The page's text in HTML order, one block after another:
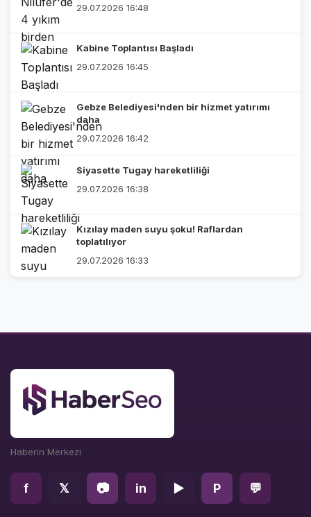
29.07.2026 16:48
Kabine Toplantısı Başladı
29.07.2026 16:45
Gebze Belediyesi'nden bir hizmet yatırımı
daha
29.07.2026 16:42
Siyasette Tugay hareketliliği
29.07.2026 16:38
Kızılay maden suyu şoku! Raflardan
toplatılıyor
29.07.2026 16:33
Haberin Merkezi
f 𝕏 📷 in ▶ P 💬